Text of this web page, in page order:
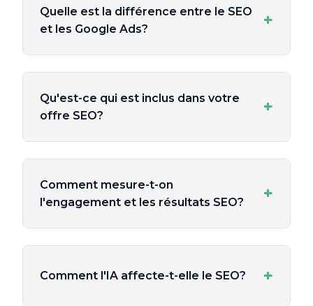
Quelle est la différence entre le SEO
et les Google Ads?
+
Qu'est-ce qui est inclus dans votre
offre SEO?
+
Comment mesure-t-on
l'engagement et les résultats SEO?
+
Comment l'IA affecte-t-elle le SEO? +